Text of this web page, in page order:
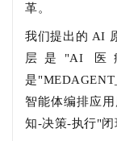
革。
我们提出的 AI
层是"AI
是
智能体编排应
知-决策-执行"闭